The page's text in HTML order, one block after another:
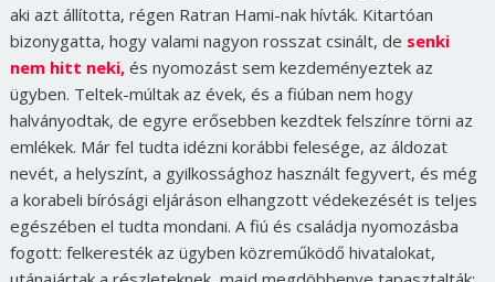
aki azt állította, régen Ratran Hami-nak hívták. Kitartóan
bizonygatta, hogy valami nagyon rosszat csinált, de senki
nem hitt neki,és nyomozást sem kezdeményeztek az
ügyben. Teltek-múltak az évek, és a fiúban nem hogy
halványodtak, de egyre erősebben kezdtek felszínre törni az
emlékek. Már fel tudta idézni korábbi felesége, az áldozat
nevét, a helyszínt, a gyilkossághoz használt fegyvert, és még
a korabeli bírósági eljáráson elhangzott védekezését is teljes
egészében el tudta mondani. A fiú és családja nyomozásba
fogott: felkeresték az ügyben közreműködő hivatalokat,